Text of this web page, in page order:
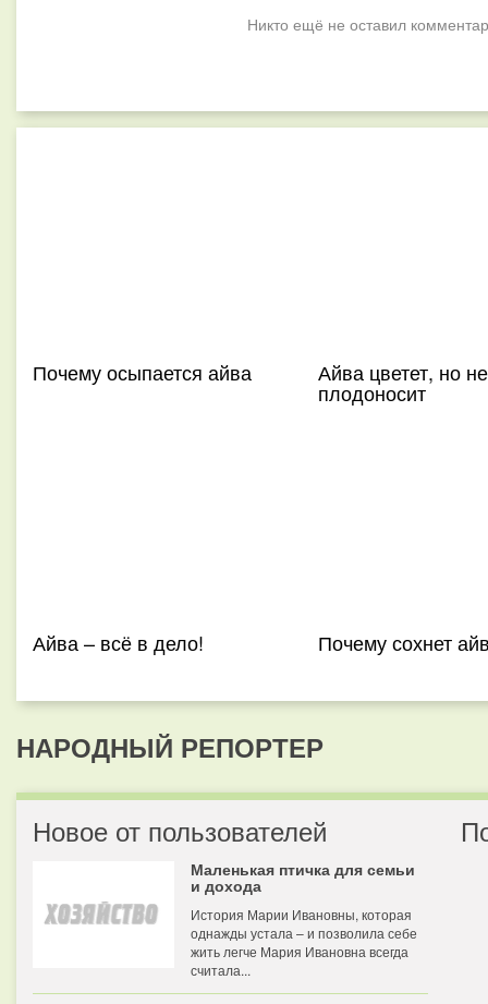
Никто ещё не оставил
Почему осыпается айва Айва цветет, но не
плодоносит
Айва – всё в дело! Почему сохнет
НАРОДНЫЙ РЕПОРТЕР
Новое от пользователей
Маленькая птичка для семьи
и дохода
История Марии Ивановны, которая
однажды устала – и позволила себе
жить легче Мария Ивановна всегда
считала...